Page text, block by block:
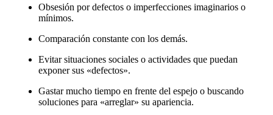
Obsesión por defectos o imperfecciones imaginarios o
mínimos.
Comparación constante con los demás.
Evitar situaciones sociales o actividades que puedan
exponer sus «defectos».
Gastar mucho tiempo en frente del espejo o buscando
soluciones para «arreglar» su apariencia.